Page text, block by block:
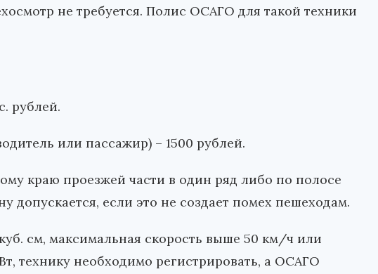
не требуется. Полис ОСАГО для такой техники
рублей.
или пассажир) – 1500 рублей.
краю проезжей части в один ряд либо по полосе
допускается, если это не создает помех пешеходам.
см, максимальная скорость выше 50 км/ч или
технику необходимо регистрировать, а ОСАГО